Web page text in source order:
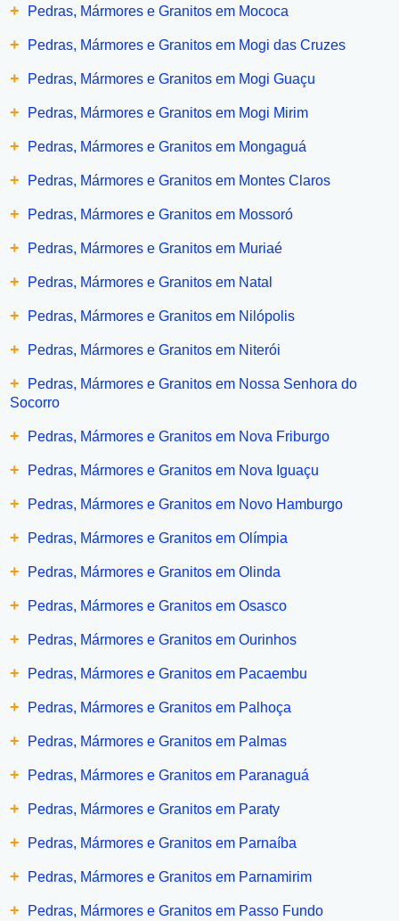
+ Pedras, Mármores e Granitos em Mococa
+ Pedras, Mármores e Granitos em Mogi das Cruzes
+ Pedras, Mármores e Granitos em Mogi Guaçu
+ Pedras, Mármores e Granitos em Mogi Mirim
+ Pedras, Mármores e Granitos em Mongaguá
+ Pedras, Mármores e Granitos em Montes Claros
+ Pedras, Mármores e Granitos em Mossoró
+ Pedras, Mármores e Granitos em Muriaé
+ Pedras, Mármores e Granitos em Natal
+ Pedras, Mármores e Granitos em Nilópolis
+ Pedras, Mármores e Granitos em Niterói
+
Pedras, Mármores e Granitos em Nossa Senhora do
Socorro
+ Pedras, Mármores e Granitos em Nova Friburgo
+ Pedras, Mármores e Granitos em Nova Iguaçu
+ Pedras, Mármores e Granitos em Novo Hamburgo
+ Pedras, Mármores e Granitos em Olímpia
+ Pedras, Mármores e Granitos em Olinda
+ Pedras, Mármores e Granitos em Osasco
+ Pedras, Mármores e Granitos em Ourinhos
+ Pedras, Mármores e Granitos em Pacaembu
+ Pedras, Mármores e Granitos em Palhoça
+ Pedras, Mármores e Granitos em Palmas
+ Pedras, Mármores e Granitos em Paranaguá
+ Pedras, Mármores e Granitos em Paraty
+ Pedras, Mármores e Granitos em Parnaíba
+ Pedras, Mármores e Granitos em Parnamirim
+ Pedras, Mármores e Granitos em Passo Fundo